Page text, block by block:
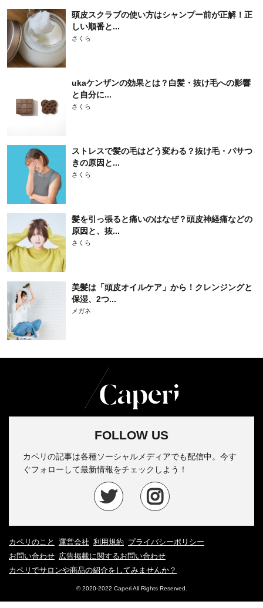
頭皮スクラブの使い方はシャンプー前が正解！正
しい順番と...
さくら
ukaケンザンの効果とは？白髪・抜け毛への影響
と自分に...
さくら
ストレスで髪の毛はどう変わる？抜け毛・パサつ
きの原因と...
さくら
髪を引っ張ると痛いのはなぜ？頭皮神経痛などの
原因と、抜...
さくら
美髪は「頭皮オイルケア」から！クレンジングと
保湿、2つ...
メガネ
FOLLOW US
カペリの記事は各種ソーシャルメディアでも配信中。今す
ぐフォローして最新情報をチェックしよう！
カペリのこと 運営会社 利用規約 プライバシーポリシー
お問い合わせ 広告掲載に関するお問い合わせ
カペリでサロンや商品の紹介をしてみませんか？
© 2020-2022 Caperi All Rights Reserved.